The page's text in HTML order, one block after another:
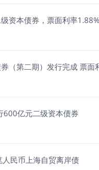
资本债券，票面利率1.88%
（第二期）发行完成 票面
600亿元二级资本债券
民币上海自贸离岸债